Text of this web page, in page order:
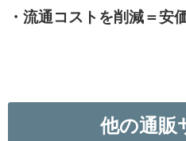
・流通コストを削減＝安
他の通販